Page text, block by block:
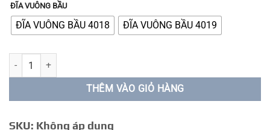
ĐĨA VUÔNG BẦU
ĐĨA VUÔNG BẦU 4018 ĐĨA VUÔNG BẦU 4019
ĐĨA VUÔNG BẦU số lượng
THÊM VÀO GIỎ HÀNG
SKU: Không áp dụng